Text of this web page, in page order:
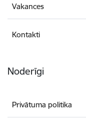
Vakances
Kontakti
Noderīgi
Privātuma politika